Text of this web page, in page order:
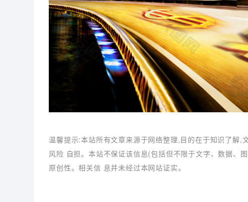
温馨提示:本站所有文章来源于网络整理,目的在于知识了解,
风险 自担。本站不保证该信息(包括但不限于文字、数据、
原创性。相关信 息并未经过本网站证实。